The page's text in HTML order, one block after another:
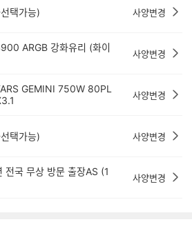
택가능) 사양변경
ARGB 강화유리 (화이
사양변경
GEMINI 750W 80PL
사양변경
택가능) 사양변경
전국 무상 방문 출장AS (1
사양변경